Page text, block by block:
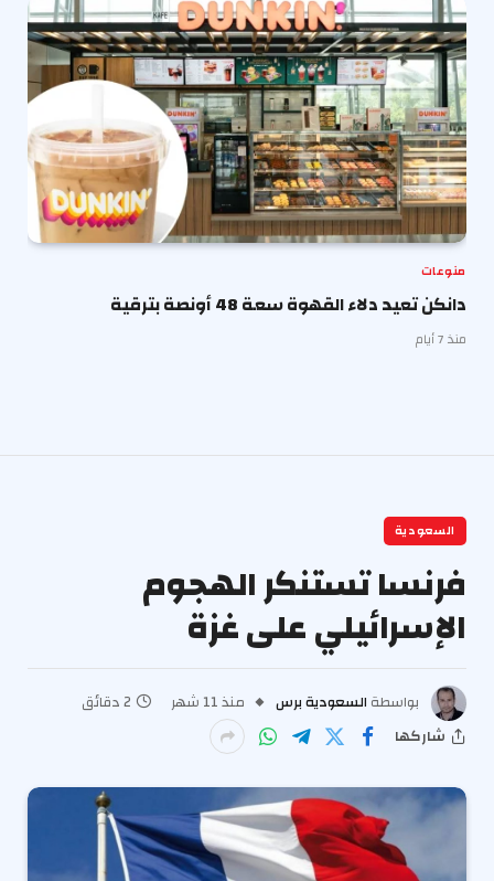
منوعات
دانكن تعيد دلاء القهوة سعة 48 أونصة بترقية
منذ 7 أيام
السعودية
فرنسا تستنكر الهجوم
الإسرائيلي على غزة
بواسطة السعودية برس منذ 11 شهر
2 دقائق
شاركها